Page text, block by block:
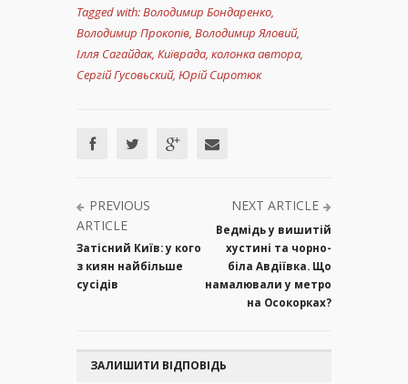
Tagged with:Володимир Бондаренко,
Володимир Прокопів, Володимир Яловий,
Ілля Сагайдак, Київрада, колонка автора,
Сергій Гусовьский, Юрій Сиротюк
PREVIOUS
ARTICLE
Затісний Київ: у кого
з киян найбільше
сусідів
NEXT ARTICLE
Ведмідь у вишитій
хустині та чорно-
біла Авдіївка. Що
намалювали у метро
на Осокорках?
ЗАЛИШИТИ ВІДПОВІДЬ